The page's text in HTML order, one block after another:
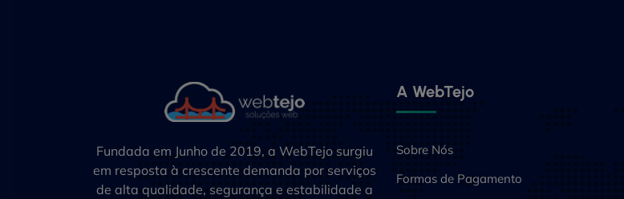
Fundada em Junho de 2019, a WebTejo surgiu
em resposta à crescente demanda por serviços
de alta qualidade, segurança e estabilidade a
A WebTejo
Sobre Nós
Formas de Pagamento